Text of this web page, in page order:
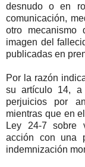
desnudo o en
comunicación,
otro mecanismo
imagen del
publicadas en
Por la razón
su artículo 14,
perjuicios por
mientras que en
Ley 24-7 sobre
acción con una
indemnización